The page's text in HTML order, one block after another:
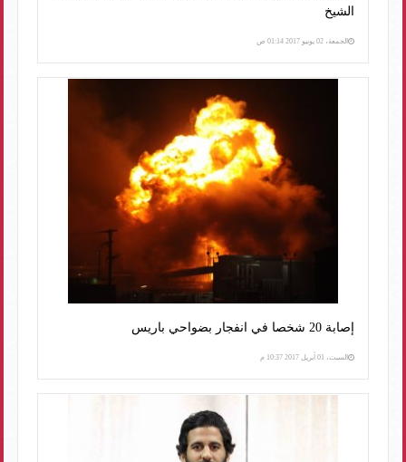
الشيخ
الجمعة، 02 يونيو 2017 01:14 ص
إصابة 20 شخصا في انفجار بضواحي باريس
السبت، 01 أبريل 2017 10:37 م